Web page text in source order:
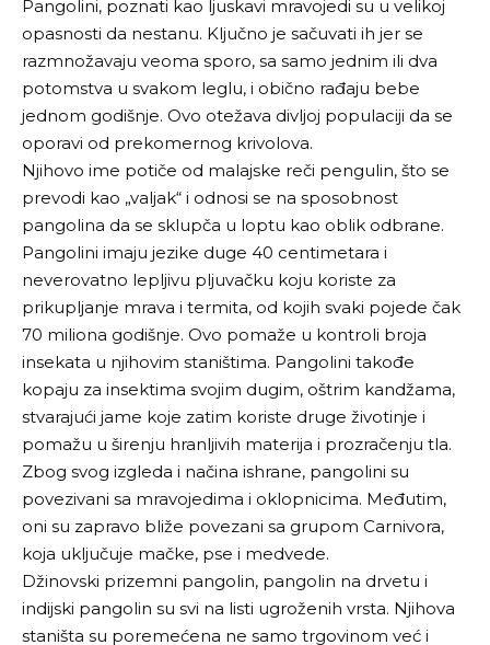
Pangolini, poznati kao ljuskavi mravojedi su u velikoj
opasnosti da nestanu. Ključno je sačuvati ih jer se
razmnožavaju veoma sporo, sa samo jednim ili dva
potomstva u svakom leglu, i obično rađaju bebe
jednom godišnje. Ovo otežava divljoj populaciji da se
oporavi od prekomernog krivolova.
Njihovo ime potiče od malajske reči pengulin, što se
prevodi kao „valjak“ i odnosi se na sposobnost
pangolina da se sklupča u loptu kao oblik odbrane.
Pangolini imaju jezike duge 40 centimetara i
neverovatno lepljivu pljuvačku koju koriste za
prikupljanje mrava i termita, od kojih svaki pojede čak
70 miliona godišnje. Ovo pomaže u kontroli broja
insekata u njihovim staništima. Pangolini takođe
kopaju za insektima svojim dugim, oštrim kandžama,
stvarajući jame koje zatim koriste druge životinje i
pomažu u širenju hranljivih materija i prozračenju tla.
Zbog svog izgleda i načina ishrane, pangolini su
povezivani sa mravojedima i oklopnicima. Međutim,
oni su zapravo bliže povezani sa grupom Carnivora,
koja uključuje mačke, pse i medvede.
Džinovski prizemni pangolin, pangolin na drvetu i
indijski pangolin su svi na listi ugroženih vrsta. Njihova
staništa su poremećena ne samo trgovinom već i